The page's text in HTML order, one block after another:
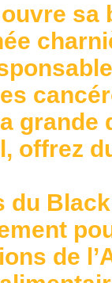
sa
grande
offrez
du
de